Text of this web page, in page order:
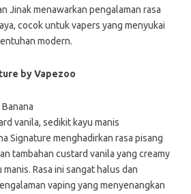
Jinak menawarkan pengalaman rasa
cocok untuk vapers yang menyukai
modern.
by Vapezoo
vanila, sedikit kayu manis
Signature menghadirkan rasa pisang
tambahan custard vanila yang creamy
Rasa ini sangat halus dan
vaping yang menyenangkan